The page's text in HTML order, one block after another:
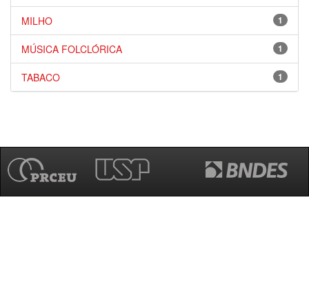
1
MILHO
1
MÚSICA FOLCLÓRICA
1
TABACO